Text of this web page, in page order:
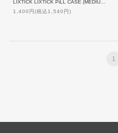
1,400円(税込1,540円)
1